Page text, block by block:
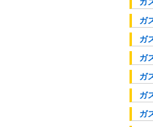
ガ
ガ
ガ
ガ
ガ
ガ